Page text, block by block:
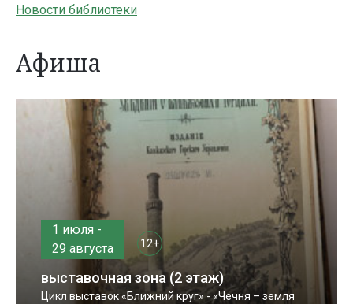
Новости библиотеки
Афиша
1 июля -
29 августа
12+
выставочная зона (2 этаж)
Цикл выставок «Ближний круг» - «Чечня – земля